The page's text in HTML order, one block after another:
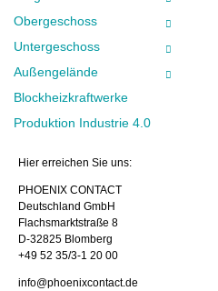
Obergeschoss
Untergeschoss
Außengelände
Blockheizkraftwerke
Produktion Industrie 4.0
Hier erreichen Sie uns:
PHOENIX CONTACT
Deutschland GmbH
Flachsmarktstraße 8
D-32825 Blomberg
+49 52 35/3-1 20 00
info@phoenixcontact.de